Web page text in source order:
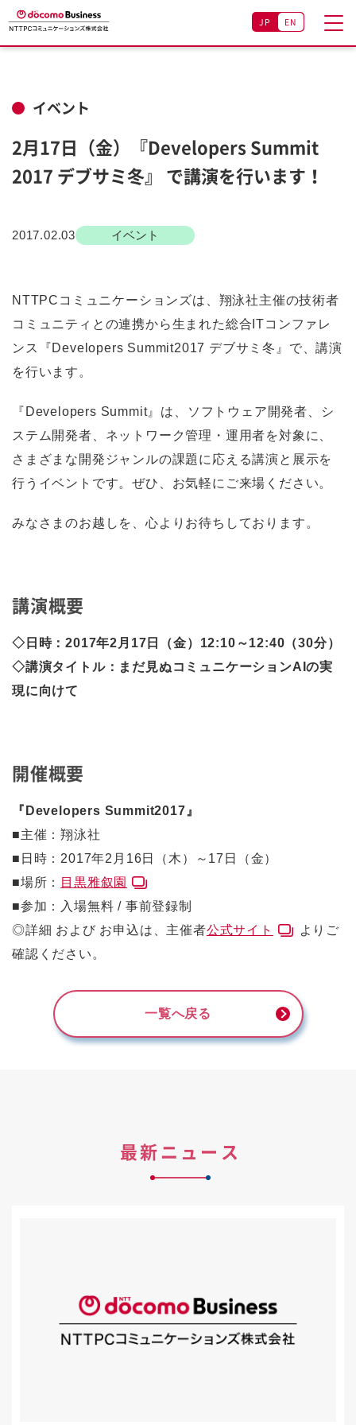
JP EN
イベント
2月17日（金）『Developers Summit
2017 デブサミ冬』 で講演を行います！
2017.02.03 イベント
NTTPCコミュニケーションズは、翔泳社主催の技術者
コミュニティとの連携から生まれた総合ITコンファレ
ンス『Developers Summit2017 デブサミ冬』で、講演
を行います。
『Developers Summit』は、ソフトウェア開発者、シ
ステム開発者、ネットワーク管理・運用者を対象に、
さまざまな開発ジャンルの課題に応える講演と展示を
行うイベントです。ぜひ、お気軽にご来場ください。
みなさまのお越しを、心よりお待ちしております。
講演概要
◇日時：2017年2月17日（金）12:10～12:40（30分）
◇講演タイトル：まだ見ぬコミュニケーションAIの実
現に向けて
開催概要
『Developers Summit2017』
■主催：翔泳社
■日時：2017年2月16日（木）～17日（金）
■場所：
目黒雅叙園
■参加：入場無料 / 事前登録制
◎詳細 および お申込は、主催者公式サイト
よりご
確認ください。
一覧へ戻る
最新ニュース